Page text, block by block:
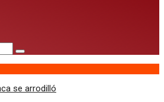
se arrodilló